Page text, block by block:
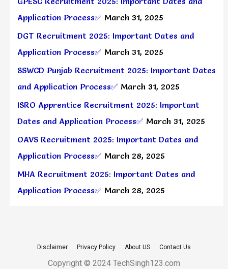
Application Process✅ March 31, 2025
DGT Recruitment 2025: Important Dates and
Application Process✅ March 31, 2025
SSWCD Punjab Recruitment 2025: Important Dates
and Application Process✅ March 31, 2025
ISRO Apprentice Recruitment 2025: Important
Dates and Application Process✅ March 31, 2025
OAVS Recruitment 2025: Important Dates and
Application Process✅ March 28, 2025
MHA Recruitment 2025: Important Dates and
Application Process✅ March 28, 2025
Disclaimer Privacy Policy About US Contact Us
Copyright © 2024 TechSingh123.com